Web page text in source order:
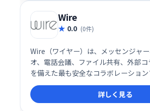
豊富な機能で、スムーズなワークフ
ます。
Wire
0.0 (0件)
Wire（ワイヤー）は、メッセンジャ
オ、電話会議、ファイル共有、外部
を備えた最も安全なコラボレーショ
ムであり、すべてが最も安全なエン
化によって保護されています。
詳しく見る